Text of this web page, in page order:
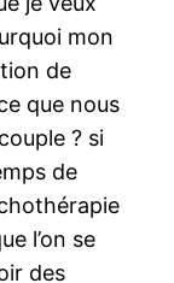
mon
de
que nous
? si
de
l’on se
des